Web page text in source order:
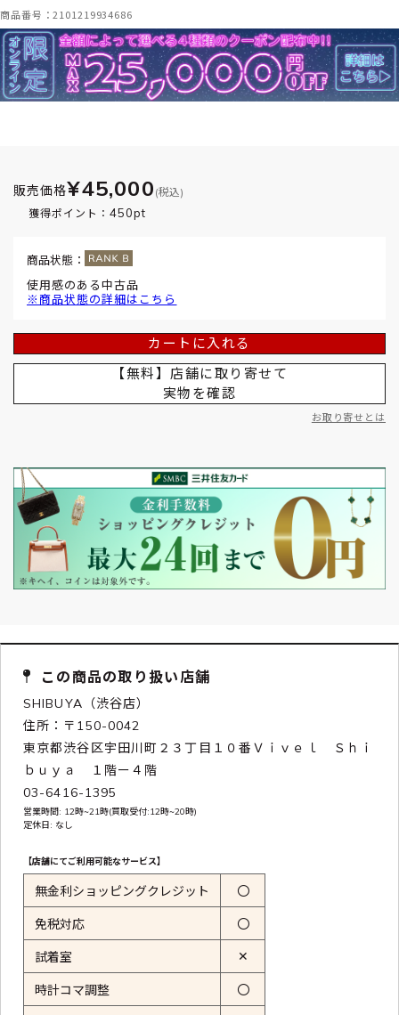
商品番号：2101219934686
販売価格¥45,000 (税込)
獲得ポイント： 450pt
商品状態：
使用感のある中古品
※商品状態の詳細はこちら
カートに入れる
【無料】店舗に取り寄せて
実物を確認
お取り寄せとは
この商品の取り扱い店舗
SHIBUYA（渋谷店）
住所：〒150-0042
東京都渋谷区宇田川町２３丁目１０番Ｖｉｖｅｌ Ｓｈｉ
ｂｕｙａ １階ー４階
03-6416-1395
営業時間: 12時~21時(買取受付:12時~20時)
定休日: なし
【店舗にてご利用可能なサービス】
無金利ショッピングクレジット 〇
免税対応 〇
試着室 ✕
時計コマ調整 〇